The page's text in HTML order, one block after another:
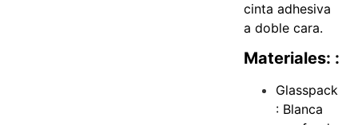
cinta adhesiva
a doble cara.
Materiales: :
Glasspack
: Blanca